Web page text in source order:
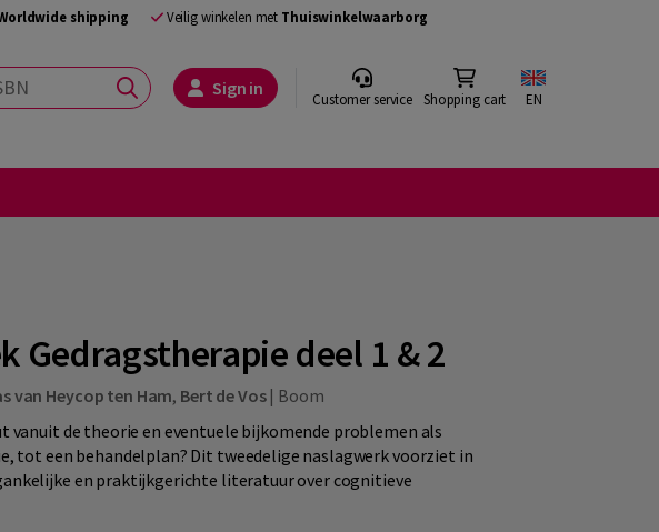
shipping Veilig winkelen met Thuiswinkelwaarborg
Sign in Customer service Shopping cart EN
Gedragstherapie deel 1 & 2
van Heycop ten Ham, Bert de Vos| Boom
vanuit de theorie en eventuele bijkomende problemen als
tot een behandelplan? Dit tweedelige naslagwerk voorziet in
en praktijkgerichte literatuur over cognitieve